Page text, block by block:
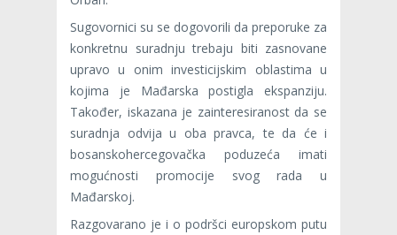
Sugovornici su se dogovorili da preporuke za
konkretnu suradnju trebaju biti zasnovane
upravo u onim investicijskim oblastima u
kojima je Mađarska postigla ekspanziju.
Također, iskazana je zainteresiranost da se
suradnja odvija u oba pravca, te da će i
bosanskohercegovačka poduzeća imati
mogućnosti promocije svog rada u
Mađarskoj.
Razgovarano je i o podršci europskom putu